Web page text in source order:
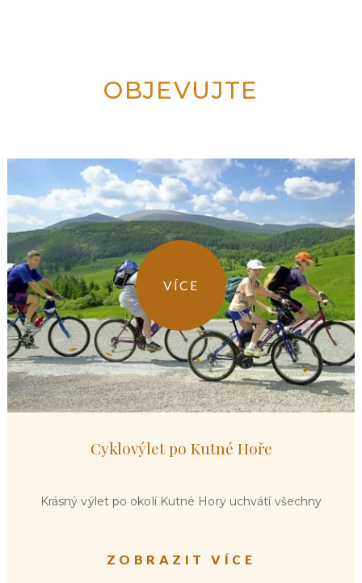
OBJEVUJTE
VÍCE
Cyklovýlet po Kutné Hoře
Krásný výlet po okolí Kutné Hory uchvátí všechny
ZOBRAZIT VÍCE